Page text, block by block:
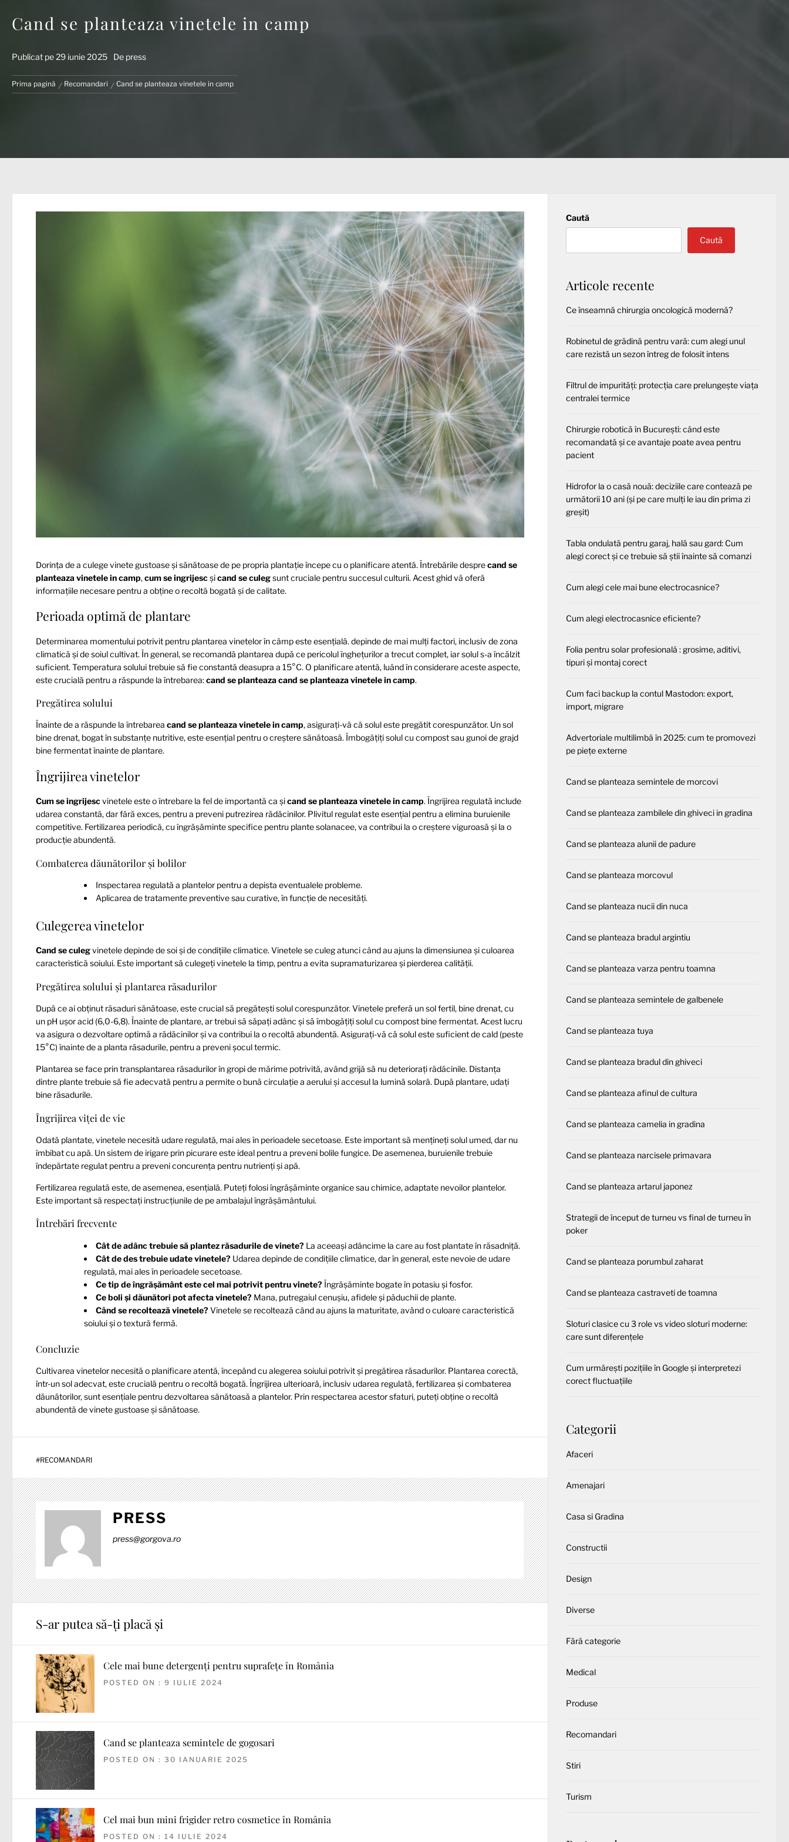
Cand se planteaza vinetele in camp
Publicat pe29 iunie 2025 De press
Prima pagină Recomandari Cand se planteaza vinetele in camp
Dorința de a culege vinete gustoase și sănătoase de pe propria plantație începe cu o planificare atentă. Întrebările desprecand se
planteaza vinetele in camp,cum se ingrijescșicand se culegsunt cruciale pentru succesul culturii. Acest ghid vă oferă
informațiile necesare pentru a obține o recoltă bogată și de calitate.
Perioada optimă de plantare
Determinarea momentului potrivit pentru plantarea vinetelor în câmp este esențială. depinde de mai mulți factori, inclusiv de zona
climatică și de soiul cultivat. În general, se recomandă plantarea după ce pericolul înghețurilor a trecut complet, iar solul s-a încălzit
suficient. Temperatura solului trebuie să fie constantă deasupra a 15°C. O planificare atentă, luând în considerare aceste aspecte,
este crucială pentru a răspunde la întrebarea:cand se planteaza cand se planteaza vinetele in camp.
Pregătirea solului
Înainte de a răspunde la întrebarea cand se planteaza vinetele in camp, asigurați-vă că solul este pregătit corespunzător. Un sol
bine drenat, bogat în substanțe nutritive, este esențial pentru o creștere sănătoasă. Îmbogățiți solul cu compost sau gunoi de grajd
bine fermentat înainte de plantare.
Îngrijirea vinetelor
Cum se ingrijescvinetele este o întrebare la fel de importantă ca șicand se planteaza vinetele in camp. Îngrijirea regulată include
udarea constantă, dar fără exces, pentru a preveni putrezirea rădăcinilor. Plivitul regulat este esențial pentru a elimina buruienile
competitive. Fertilizarea periodică, cu îngrășăminte specifice pentru plante solanacee, va contribui la o creștere viguroasă și la o
producție abundentă.
Combaterea dăunătorilor și bolilor
Inspectarea regulată a plantelor pentru a depista eventualele probleme.
Aplicarea de tratamente preventive sau curative, în funcție de necesități.
Culegerea vinetelor
Cand se culegvinetele depinde de soi și de condițiile climatice. Vinetele se culeg atunci când au ajuns la dimensiunea și culoarea
caracteristică soiului. Este important să culegeți vinetele la timp, pentru a evita supramaturizarea și pierderea calității.
Pregătirea solului și plantarea răsadurilor
După ce ai obținut răsaduri sănătoase, este crucial să pregătești solul corespunzător. Vinetele preferă un sol fertil, bine drenat, cu
un pH ușor acid (6,0-6,8). Înainte de plantare, ar trebui să săpați adânc și să îmbogățiți solul cu compost bine fermentat. Acest lucru
va asigura o dezvoltare optimă a rădăcinilor și va contribui la o recoltă abundentă. Asigurați-vă că solul este suficient de cald (peste
15°C) înainte de a planta răsadurile, pentru a preveni șocul termic.
Plantarea se face prin transplantarea răsadurilor în gropi de mărime potrivită, având grijă să nu deteriorați rădăcinile. Distanța
dintre plante trebuie să fie adecvată pentru a permite o bună circulație a aerului și accesul la lumină solară. După plantare, udați
bine răsadurile.
Îngrijirea viței de vie
Odată plantate, vinetele necesită udare regulată, mai ales în perioadele secetoase. Este important să mențineți solul umed, dar nu
îmbibat cu apă. Un sistem de irigare prin picurare este ideal pentru a preveni bolile fungice. De asemenea, buruienile trebuie
îndepărtate regulat pentru a preveni concurența pentru nutrienți și apă.
Fertilizarea regulată este, de asemenea, esențială. Puteți folosi îngrășăminte organice sau chimice, adaptate nevoilor plantelor.
Este important să respectați instrucțiunile de pe ambalajul îngrășământului.
Întrebări frecvente
Cât de adânc trebuie să plantez răsadurile de vinete? La aceeași adâncime la care au fost plantate în răsadniță.
Cât de des trebuie udate vinetele? Udarea depinde de condițiile climatice, dar în general, este nevoie de udare
regulată, mai ales în perioadele secetoase.
Ce tip de îngrășământ este cel mai potrivit pentru vinete? Îngrășăminte bogate în potasiu și fosfor.
Ce boli și dăunători pot afecta vinetele? Mana, putregaiul cenușiu, afidele și păduchii de plante.
Când se recoltează vinetele? Vinetele se recoltează când au ajuns la maturitate, având o culoare caracteristică
soiului și o textură fermă.
Concluzie
Cultivarea vinetelor necesită o planificare atentă, începând cu alegerea soiului potrivit și pregătirea răsadurilor. Plantarea corectă,
într-un sol adecvat, este crucială pentru o recoltă bogată. Îngrijirea ulterioară, inclusiv udarea regulată, fertilizarea și combaterea
dăunătorilor, sunt esențiale pentru dezvoltarea sănătoasă a plantelor. Prin respectarea acestor sfaturi, puteți obține o recoltă
abundentă de vinete gustoase și sănătoase.
#RECOMANDARI
PRESS
press@gorgova.ro
S-ar putea să-ți placă și
Cele mai bune detergenți pentru suprafețe în România
POSTED ON : 9 IULIE 2024
Cand se planteaza semintele de gogosari
POSTED ON : 30 IANUARIE 2025
Cel mai bun mini frigider retro cosmetice în România
POSTED ON : 14 IULIE 2024
Caută
Caută
Articole recente
Ce înseamnă chirurgia oncologică modernă?
Robinetul de grădină pentru vară: cum alegi unul
care rezistă un sezon întreg de folosit intens
Filtrul de impurități: protecția care prelungește viața
centralei termice
Chirurgie robotică în București: când este
recomandată și ce avantaje poate avea pentru
pacient
Hidrofor la o casă nouă: deciziile care contează pe
următorii 10 ani (și pe care mulți le iau din prima zi
greșit)
Tabla ondulată pentru garaj, hală sau gard: Cum
alegi corect și ce trebuie să știi înainte să comanzi
Cum alegi cele mai bune electrocasnice?
Cum alegi electrocasnice eficiente?
Folia pentru solar profesională : grosime, aditivi,
tipuri și montaj corect
Cum faci backup la contul Mastodon: export,
import, migrare
Advertoriale multilimbă în 2025: cum te promovezi
pe piețe externe
Cand se planteaza semintele de morcovi
Cand se planteaza zambilele din ghiveci in gradina
Cand se planteaza alunii de padure
Cand se planteaza morcovul
Cand se planteaza nucii din nuca
Cand se planteaza bradul argintiu
Cand se planteaza varza pentru toamna
Cand se planteaza semintele de galbenele
Cand se planteaza tuya
Cand se planteaza bradul din ghiveci
Cand se planteaza afinul de cultura
Cand se planteaza camelia in gradina
Cand se planteaza narcisele primavara
Cand se planteaza artarul japonez
Strategii de început de turneu vs final de turneu în
poker
Cand se planteaza porumbul zaharat
Cand se planteaza castraveti de toamna
Sloturi clasice cu 3 role vs video sloturi moderne:
care sunt diferențele
Cum urmărești pozițiile în Google și interpretezi
corect fluctuațiile
Categorii
Afaceri
Amenajari
Casa si Gradina
Constructii
Design
Diverse
Fără categorie
Medical
Produse
Recomandari
Stiri
Turism